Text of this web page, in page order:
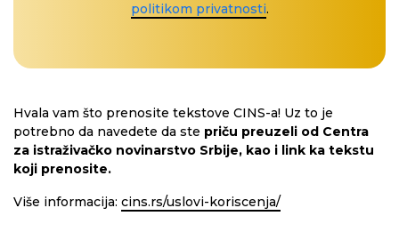
politikom privatnosti.
Hvala vam što prenosite tekstove CINS-a! Uz to je
potrebno da navedete da ste priču preuzeli od Centra
za istraživačko novinarstvo Srbije, kao i link ka tekstu
koji prenosite.
Više informacija: cins.rs/uslovi-koriscenja/